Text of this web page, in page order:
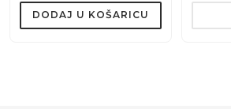
DODAJ U KOŠARICU